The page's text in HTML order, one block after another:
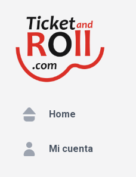
Home
Mi cuenta